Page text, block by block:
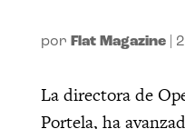
por Flat Magazine|
La directora de
Portela, ha